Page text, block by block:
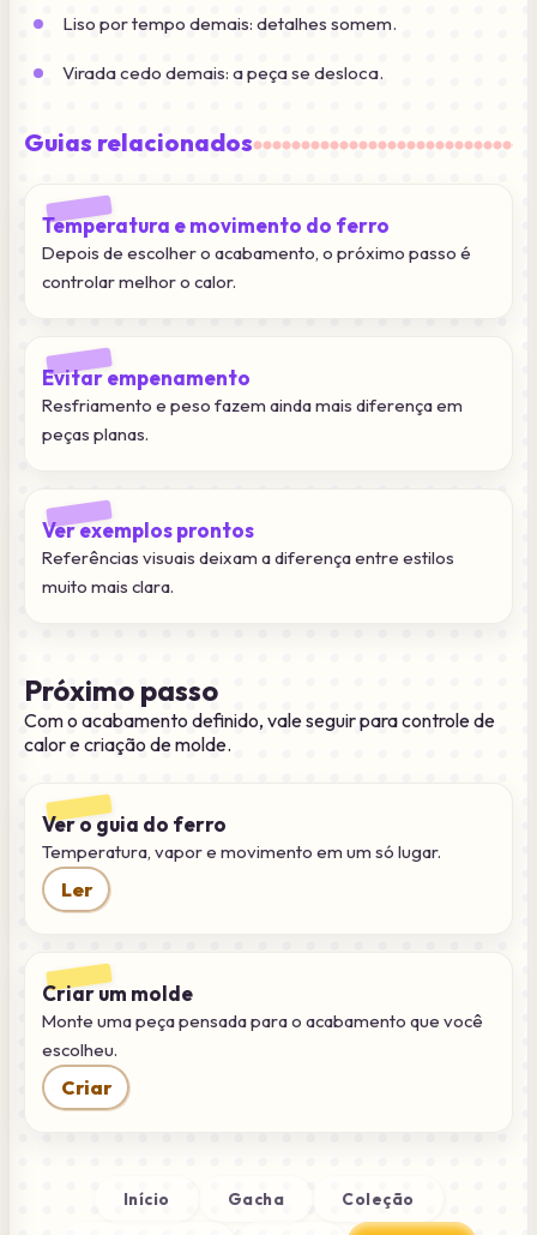
Liso por tempo demais: detalhes somem.
Virada cedo demais: a peça se desloca.
Guias relacionados
Temperatura e movimento do ferro
Depois de escolher o acabamento, o próximo passo é
controlar melhor o calor.
Evitar empenamento
Resfriamento e peso fazem ainda mais diferença em
peças planas.
Ver exemplos prontos
Referências visuais deixam a diferença entre estilos
muito mais clara.
Próximo passo
Com o acabamento definido, vale seguir para controle de
calor e criação de molde.
Ver o guia do ferro
Temperatura, vapor e movimento em um só lugar.
Ler
Criar um molde
Monte uma peça pensada para o acabamento que você
escolheu.
Criar
Início Gacha Coleção